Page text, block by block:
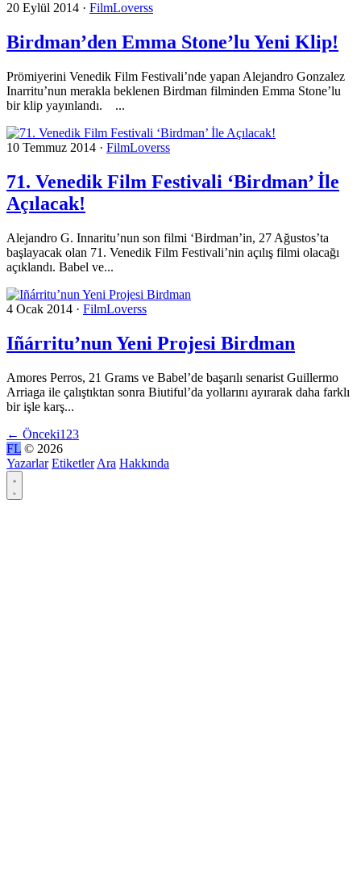
20 Eylül 2014 · FilmLoverss
Birdman’den Emma Stone’lu Yeni Klip!
Prömiyerini Venedik Film Festivali’nde yapan Alejandro Gonzalez
Inarritu’nun merakla beklenen Birdman filminden Emma Stone’lu
bir klip yayınlandı. ...
10 Temmuz 2014 · FilmLoverss
71. Venedik Film Festivali ‘Birdman’ İle
Açılacak!
Alejandro G. Innaritu’nun son filmi ‘Birdman’in, 27 Ağustos’ta
başlayacak olan 71. Venedik Film Festivali’nin açılış filmi olacağı
açıklandı. Babel ve...
4 Ocak 2014 · FilmLoverss
Iñárritu’nun Yeni Projesi Birdman
Amores Perros, 21 Grams ve Babel’de başarılı senarist Guillermo
Arriaga ile çalıştıktan sonra Biutiful’da yollarını ayırarak daha farklı
bir işle karş...
← Önceki1 23
FL © 2026
Yazarlar Etiketler Ara Hakkında